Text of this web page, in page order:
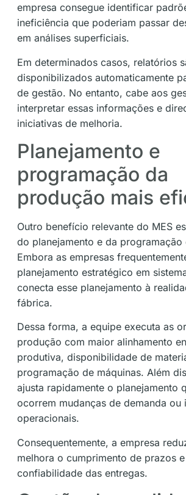
empresa consegue identificar
ineficiência que poderiam passar
em análises superficiais.
Em determinados casos, relatórios
disponibilizados automaticamente
de gestão. No entanto, cabe aos
interpretar essas informações e
iniciativas de melhoria.
Planejamento e
programação da
produção mais
Outro benefício relevante do MES
do planejamento e da
Embora as empresas
planejamento estratégico em
conecta esse planejamento à
fábrica.
Dessa forma, a equipe executa as
produção com maior alinhamento
produtiva, disponibilidade de
programação de máquinas. Além
ajusta rapidamente o planejamento
ocorrem mudanças de demanda ou
operacionais.
Consequentemente, a empresa
melhora o cumprimento de prazos
confiabilidade das entregas.